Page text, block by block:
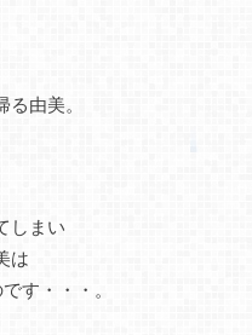
由美。
しまい
は
す・・・。